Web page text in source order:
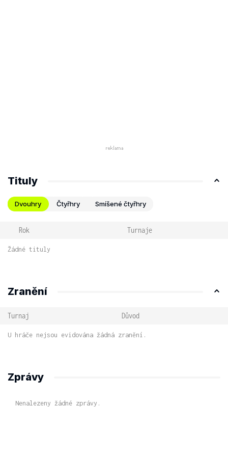
Tituly
Dvouhry Čtyřhry Smíšené čtyřhry
Rok Turnaje
Žádné tituly
Zranění
Turnaj Důvod
U hráče nejsou evidována žádná zranění.
Zprávy
Nenalezeny žádné zprávy.